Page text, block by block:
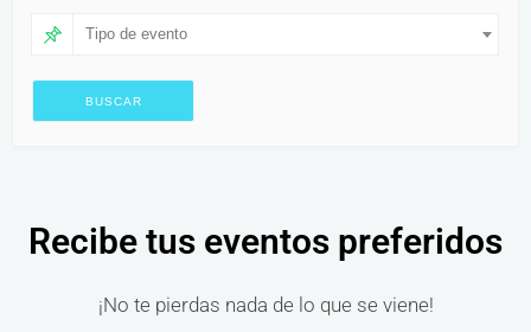
Tipo de evento
Recibe tus eventos preferidos
¡No te pierdas nada de lo que se viene!